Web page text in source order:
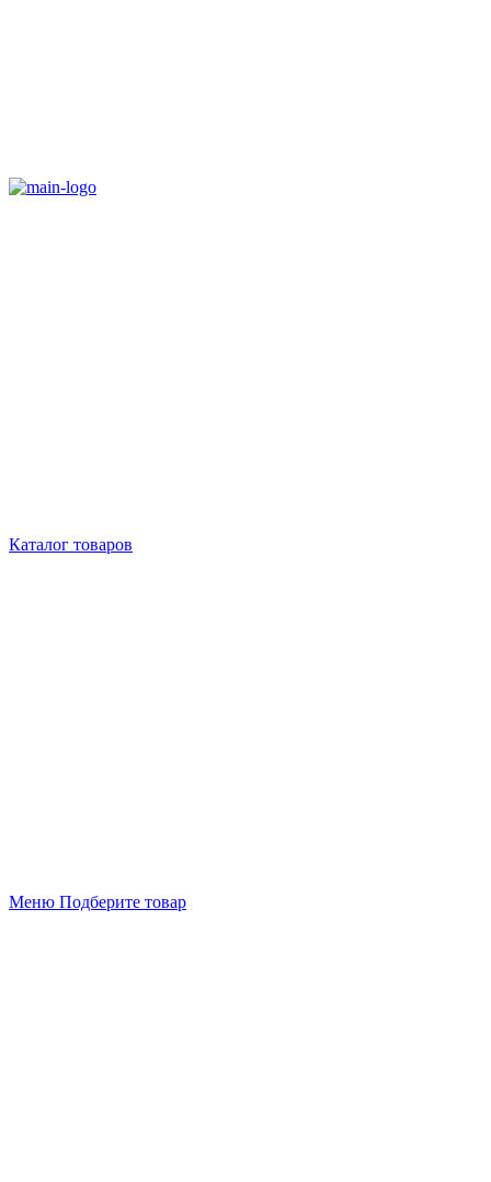
Каталог товаров
Меню Подберите товар